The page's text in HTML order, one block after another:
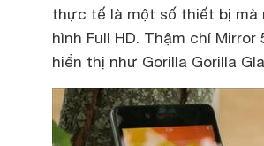
thực tế là một số thiết bị mà
hình Full HD. Thậm chí
hiển thị như Gorilla Gorilla